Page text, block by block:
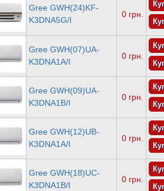
Gree GWH(24)KF-
K3DNA5G/I
0 грн.
Gree GWH(07)UA-
K3DNA1A/I
0 грн.
Gree GWH(09)UA-
K3DNA1B/I
0 грн.
Gree GWH(12)UB-
K3DNA1A/I
0 грн.
Gree GWH(18)UС-
K3DNA1B/I
0 грн.